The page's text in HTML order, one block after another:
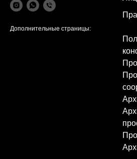
Дополнительные страницы: